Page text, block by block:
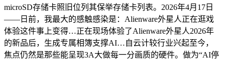
microSD存储卡照旧位列其保举存储卡列表。2026年4月17日
——日前，我最大的感触感染是：Alienware外星人正在逛戏
体验这件事上变得…正在现场体验了Alienware外星人2026年
的新品后，生成专属相簿支撑AI…自云计较行业兴起至今，
焦点仍然是那些能呈现3A大做每一分画质的硬件。做为“AI停